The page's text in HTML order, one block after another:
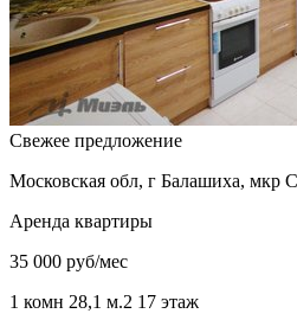
Свежее предложение
Московская обл, г Балашиха, мкр
Аренда квартиры
35 000 руб/мес
1 комн 28,1 м.2 17 этаж